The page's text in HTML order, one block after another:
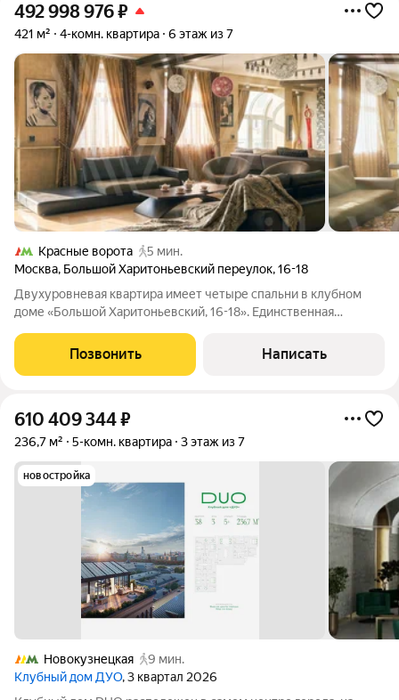
492 998 976₽
421 м² 4-комн. квартира 6 этаж из 7
Красные ворота
5 мин.
Москва, Большой Харитоньевский переулок,16-18
Двухуровневая квартира имеет четыре спальни в клубном
доме «Большой Харитоньевский, 16-18». Единственная
Выполнена отделка в стиле эклектики с элементами ар-деко.
Открытое пространство
Позвонить Написать
610 409 344₽
236,7 м² 5-комн. квартира 3 этаж из 7
новостройка
Новокузнецкая
9 мин.
Клубный дом ДУО, 3 квартал 2026